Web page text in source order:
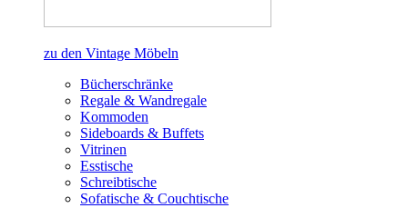
zu den Vintage Möbeln
Bücherschränke
Regale & Wandregale
Kommoden
Sideboards & Buffets
Vitrinen
Esstische
Schreibtische
Sofatische & Couchtische